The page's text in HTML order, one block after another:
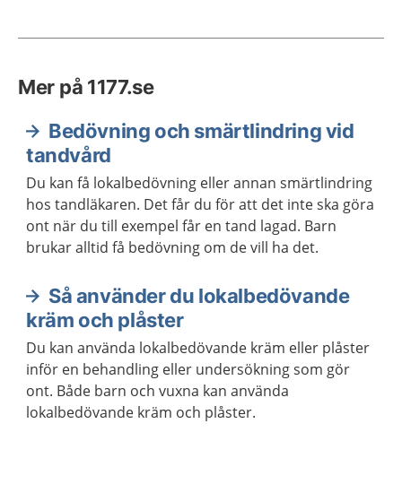
Mer på 1177.se
Bedövning och smärtlindring vid
tandvård
Du kan få lokalbedövning eller annan smärtlindring
hos tandläkaren. Det får du för att det inte ska göra
ont när du till exempel får en tand lagad. Barn
brukar alltid få bedövning om de vill ha det.
Så använder du lokalbedövande
kräm och plåster
Du kan använda lokalbedövande kräm eller plåster
inför en behandling eller undersökning som gör
ont. Både barn och vuxna kan använda
lokalbedövande kräm och plåster.